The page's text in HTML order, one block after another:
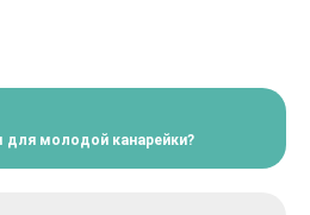
молодой канарейки?